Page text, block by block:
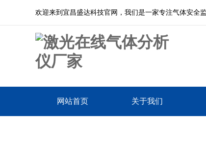
欢迎来到宜昌盛达科技官网，我们是一家专注气体安全
网站首页 关于我们